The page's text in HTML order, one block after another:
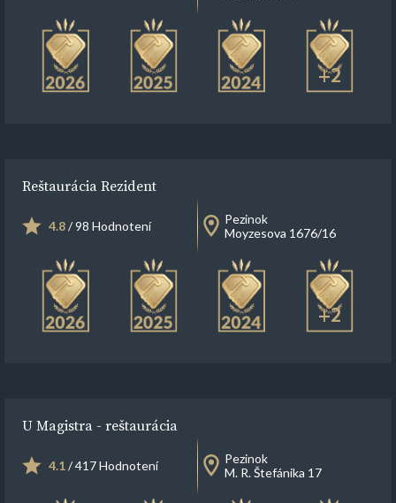
+2
Reštaurácia Rezident
4.8/ 98 Hodnotení
Pezinok
Moyzesova 1676/16
+2
U Magistra - reštaurácia
4.1/ 417 Hodnotení
Pezinok
M. R. Štefánika 17